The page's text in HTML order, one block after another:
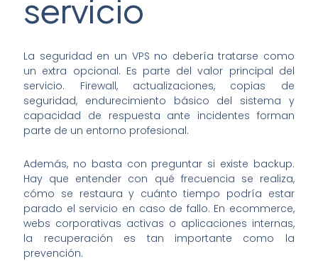
servicio
La seguridad en un VPS no debería tratarse como
un extra opcional. Es parte del valor principal del
servicio. Firewall, actualizaciones, copias de
seguridad, endurecimiento básico del sistema y
capacidad de respuesta ante incidentes forman
parte de un entorno profesional.
Además, no basta con preguntar si existe backup.
Hay que entender con qué frecuencia se realiza,
cómo se restaura y cuánto tiempo podría estar
parado el servicio en caso de fallo. En ecommerce,
webs corporativas activas o aplicaciones internas,
la recuperación es tan importante como la
prevención.